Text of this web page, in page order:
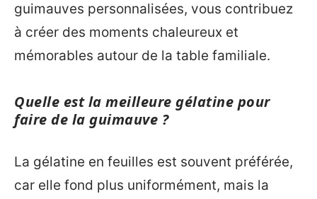
guimauves personnalisées, vous contribuez
à créer des moments chaleureux et
mémorables autour de la table familiale.
Quelle est la meilleure gélatine pour
faire de la guimauve ?
La gélatine en feuilles est souvent préférée,
car elle fond plus uniformément, mais la